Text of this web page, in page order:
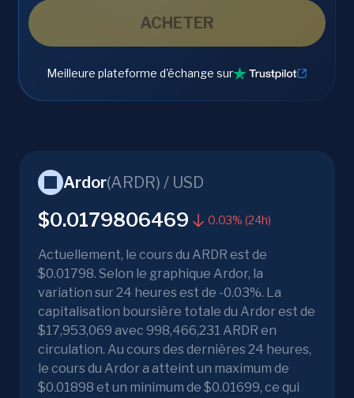
ACHETER
Meilleure plateforme d'échange sur
Ardor(ARDR) / USD
$0.0179806469 0.03% (24h)
Actuellement, le cours du ARDR est de
$0.01798. Selon le graphique Ardor, la
variation sur 24 heures est de -0.03%. La
capitalisation boursière totale du Ardor est de
$17,953,069 avec 998,466,231 ARDR en
circulation. Au cours des dernières 24 heures,
le cours du Ardor a atteint un maximum de
$0.01898 et un minimum de $0.01699, ce qui